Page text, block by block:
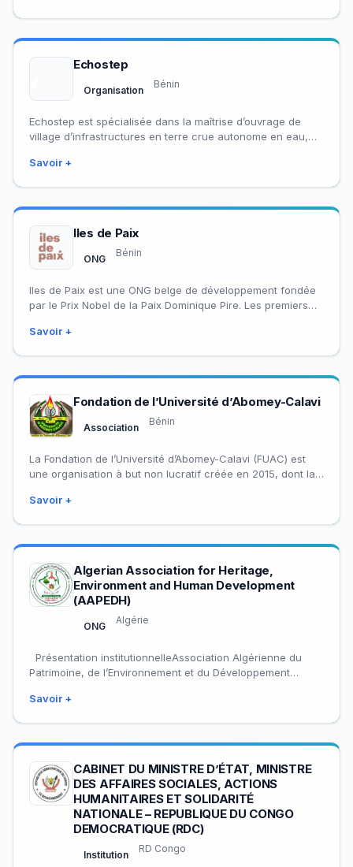
Echostep
Organisation
Bénin
Echostep est spécialisée dans la maîtrise d’ouvrage de
village d’infrastructures en terre crue autonome en eau,
Savoir +
Iles de Paix
ONG
Bénin
Iles de Paix est une ONG belge de développement fondée
par le Prix Nobel de la Paix Dominique Pire. Les premiers
Savoir +
Fondation de l’Université d’Abomey-Calavi
Association
Bénin
La Fondation de l’Université d’Abomey-Calavi (FUAC) est
une organisation à but non lucratif créée en 2015, dont la
Savoir +
Algerian Association for Heritage,
Environment and Human Development
(AAPEDH)
ONG
Algérie
Présentation institutionnelleAssociation Algérienne du
Patrimoine, de l’Environnement et du Développement
l’Environnement et du Développement Humain (AAPEDH)…
Savoir +
CABINET DU MINISTRE D’ÉTAT, MINISTRE
DES AFFAIRES SOCIALES, ACTIONS
HUMANITAIRES ET SOLIDARITÉ
NATIONALE – REPUBLIQUE DU CONGO
DEMOCRATIQUE (RDC)
Institution
RD Congo